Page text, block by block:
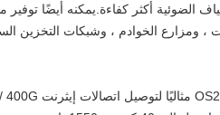
الضوئية أكثر كفاءة.يمكنه أيضًا توفير
، ومزارع الخوادم ، وشبكات التخزين